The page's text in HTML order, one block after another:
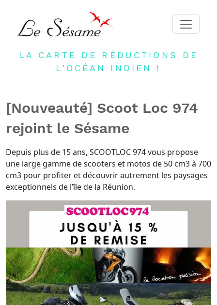
ACCUEIL
BLOG
NEWSLETTER
DEVENIR PARTENAIRE
CONNEXION
FR
LA CARTE DE RÉDUCTIONS DE
L'OCÉAN INDIEN !
[Nouveauté] Scoot Loc 974
rejoint le Sésame
Depuis plus de 15 ans, SCOOTLOC 974 vous propose
une large gamme de scooters et motos de 50 cm3 à 700
cm3 pour profiter et découvrir autrement les paysages
exceptionnels de l’île de la Réunion.